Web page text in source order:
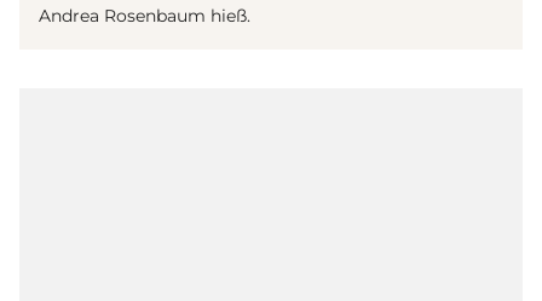
Andrea Rosenbaum hieß.